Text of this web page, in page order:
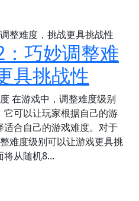
巧妙调整难
具挑战性
在游戏中，调整难度级别
它可以让玩家根据自己的游
适合自己的游戏难度。对于
难度级别可以让游戏更具挑
将从随机8...